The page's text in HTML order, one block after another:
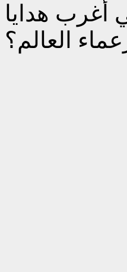
أغرب هدايا
العالم؟